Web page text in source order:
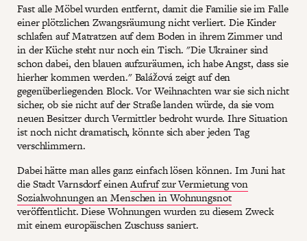
Fast alle Möbel wurden entfernt, damit die Familie sie im Falle
einer plötzlichen Zwangsräumung nicht verliert. Die Kinder
schlafen auf Matratzen auf dem Boden in ihrem Zimmer und
in der Küche steht nur noch ein Tisch. "Die Ukrainer sind
schon dabei, den blauen aufzuräumen, ich habe Angst, dass sie
hierher kommen werden." Balážová zeigt auf den
gegenüberliegenden Block. Vor Weihnachten war sie sich nicht
sicher, ob sie nicht auf der Straße landen würde, da sie vom
neuen Besitzer durch Vermittler bedroht wurde. Ihre Situation
ist noch nicht dramatisch, könnte sich aber jeden Tag
verschlimmern.
Dabei hätte man alles ganz einfach lösen können. Im Juni hat
die Stadt Varnsdorf einenAufruf zur Vermietung von
Sozialwohnungen an Menschen in Wohnungsnot
veröffentlicht. Diese Wohnungen wurden zu diesem Zweck
mit einem europäischen Zuschuss saniert.